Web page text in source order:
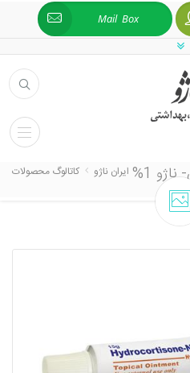
Mail Box
1% ایران ناژو کاتالوگ محصولات